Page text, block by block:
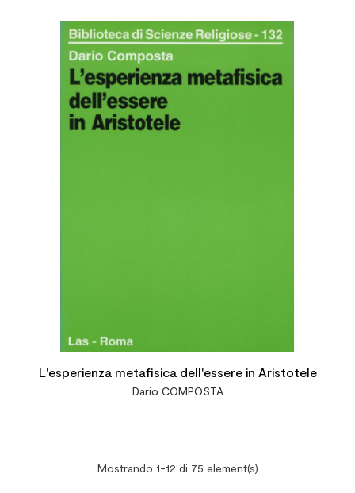
L'esperienza metafisica dell'essere in Aristotele
Dario COMPOSTA
Mostrando 1-12 di 75 element(s)